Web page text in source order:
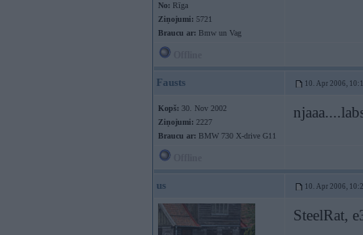
No: Rīga
Ziņojumi: 5721
Braucu ar: Bmw un Vag
Fausts 10. Apr 2006,
Kopš: 30. Nov 2002
Ziņojumi: 2227
Braucu ar: BMW 730 X-drive G11
us 10. Apr 2006,
SteelRat,